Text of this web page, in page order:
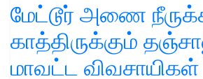
மேட்டூர் அணை
காத்திருக்கும்
மாவட்ட விவசாயிகள்